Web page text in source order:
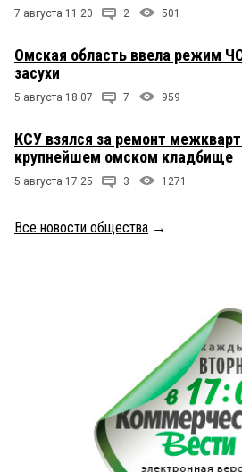
7 августа 11:20 2 501
Омская область ввела режим
засухи
5 августа 18:07 7 959
КСУ взялся за ремонт
крупнейшем омском кладбище
5 августа 17:25 3 1271
Все новости общества →